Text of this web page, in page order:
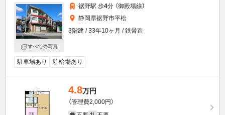
すべての写真
裾野駅 歩4分 （御殿場線）
静岡県裾野市平松
3階建 / 33年10ヶ月 / 鉄骨造
駐車場あり 駐輪場あり
4.8万円
（管理費2,000円）